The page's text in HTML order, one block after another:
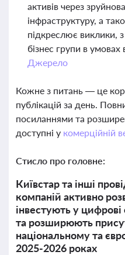
активів через
інфраструктуру, а
підкреслює виклики,
бізнес групи в умовах
Джерело
Кожне з питань — це
публікацій за день.
посиланнями та
доступні у комерційній
Стисло про головне:
Київстар та інші
компаній активно
інвестують у цифрові
та розширюють
національному та
2025-2026 роках